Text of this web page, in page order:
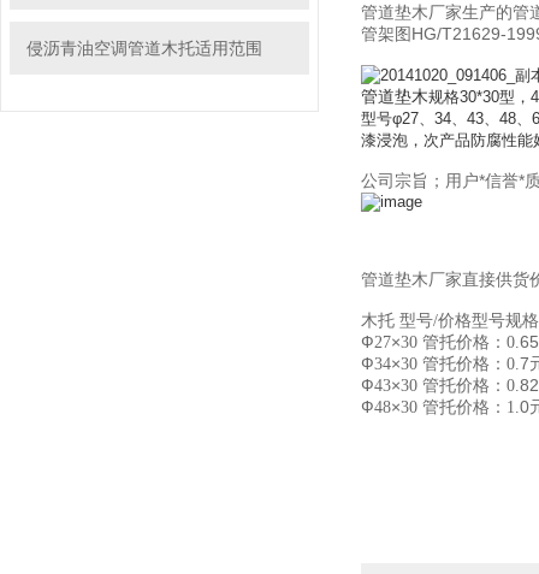
侵沥青油空调管道木托适用范围
管道垫木厂家生产的管
管架图HG/T21629-
管道垫木规格30*30型，
型号φ27、 34、 43、 48、
漆浸泡，次产品防腐性能
公司宗旨；用户*信誉*
管道垫木厂家直接供货
木托 型号/价格型号规
Ф27×30 管托价格： 0.6
Ф34×30 管托价格： 0.7
Ф43×30 管托价格： 0.8
Ф48×30 管托价格： 1.0